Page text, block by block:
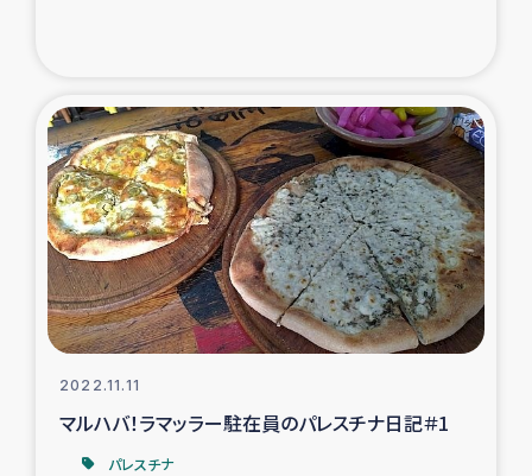
2022.11.11
マルハバ！ラマッラー駐在員のパレスチナ日記＃1
パレスチナ